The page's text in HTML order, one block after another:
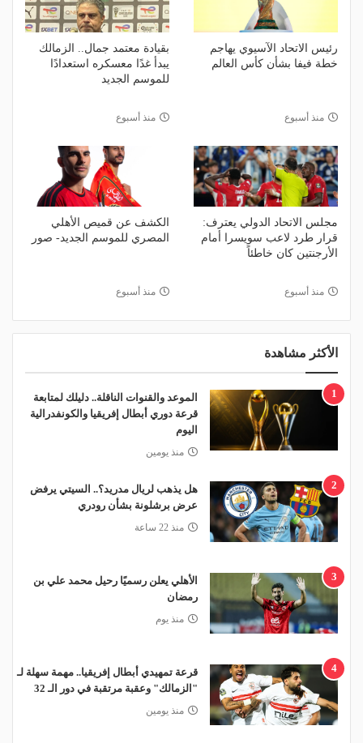
رئيس الاتحاد الآسيوي يهاجم
خطة فيفا بشأن كأس العالم
منذ أسبوع
بقيادة معتمد جمال.. الزمالك
يبدأ غدًا معسكره استعدادًا
للموسم الجديد
منذ أسبوع
مجلس الاتحاد الدولي يعترف:
قرار طرد لاعب سويسرا أمام
الأرجنتين كان خاطئاً
منذ أسبوع
الكشف عن قميص الأهلي
المصري للموسم الجديد- صور
منذ أسبوع
الأكثر مشاهدة
1
الموعد والقنوات الناقلة.. دليلك لمتابعة
قرعة دوري أبطال إفريقيا والكونفدرالية
اليوم
منذ يومين
2
هل يذهب لريال مدريد؟.. السيتي يرفض
عرض برشلونة بشأن رودري
منذ 22 ساعة
3
الأهلي يعلن رسميًا رحيل محمد علي بن
رمضان
منذ يوم
4
قرعة تمهيدي أبطال إفريقيا.. مهمة سهلة لـ
"الزمالك" وعقبة مرتقبة في دور الـ 32
منذ يومين